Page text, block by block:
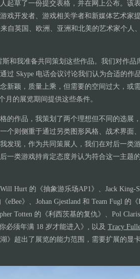
起草了一份提交表格，并在网上公布。该
戏开发者、游戏相关学者和新媒体艺术家
自英国、欧洲、亚洲和北美的艺术家个人
斯和我准备共同策划这些作品。我们对作品
过 Skype 电话会议讨论我们认为合适的作
新颖，质量上乘，但需要的空间过大，或
月的展览期间提供这些条件。
的作品，我策划了两个理想但不同的选展
个则侧重于通过另类图形风格、战术界面
发现，作为共同策展人，我们在对后一类
一类游戏持肯定态度并认为符合这一主题
Hurt 的《抽象游乐场AP1》、Jack King-
eBee》、Johan Gjestland 和 Team Fugl 的
Totten 的《利西茨基的复仇》、Pol
必须年满 18 岁才能进入》, 以及 Tracy
》超出了展览的能力范围，需要扩展的显